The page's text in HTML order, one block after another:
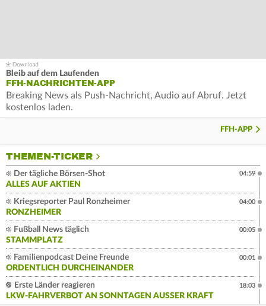
Bleib auf dem Laufenden
FFH-NACHRICHTEN-APP
Breaking News als Push-Nachricht, Audio auf Abruf. Jetzt
kostenlos laden.
FFH-APP
THEMEN-TICKER
Der tägliche Börsen-Shot
ALLES AUF AKTIEN
04:59
Kriegsreporter Paul Ronzheimer
RONZHEIMER
04:00
Fußball News täglich
STAMMPLATZ
00:05
Familienpodcast Deine Freunde
ORDENTLICH DURCHEINANDER
00:01
Erste Länder reagieren
LKW-FAHRVERBOT AN SONNTAGEN AUSSER KRAFT
18:03